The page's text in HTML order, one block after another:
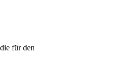
für den